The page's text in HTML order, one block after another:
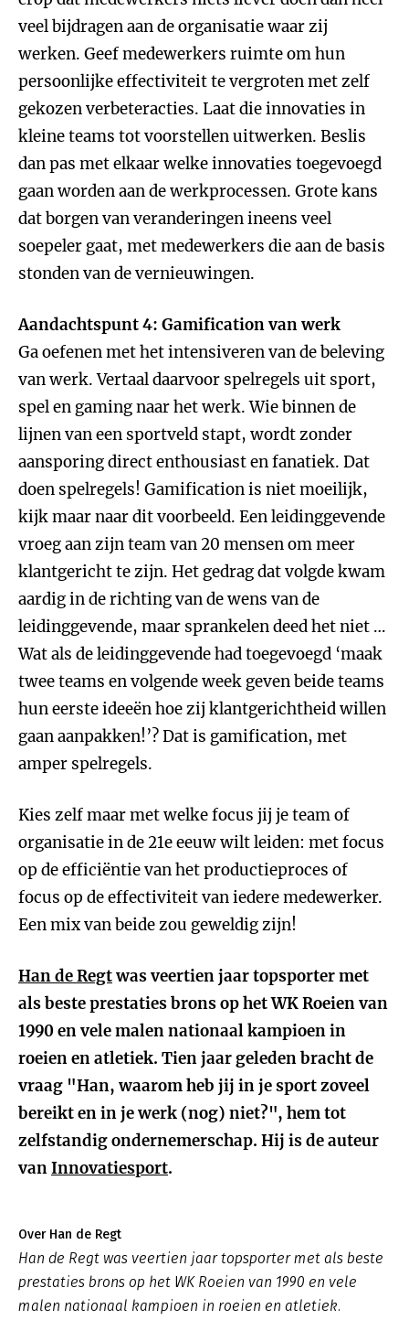
veel bijdragen aan de organisatie waar zij
werken. Geef medewerkers ruimte om hun
persoonlijke effectiviteit te vergroten met zelf
gekozen verbeteracties. Laat die innovaties in
kleine teams tot voorstellen uitwerken. Beslis
dan pas met elkaar welke innovaties toegevoegd
gaan worden aan de werkprocessen. Grote kans
dat borgen van veranderingen ineens veel
soepeler gaat, met medewerkers die aan de basis
stonden van de vernieuwingen.
Aandachtspunt 4: Gamification van werk
Ga oefenen met het intensiveren van de beleving
van werk. Vertaal daarvoor spelregels uit sport,
spel en gaming naar het werk. Wie binnen de
lijnen van een sportveld stapt, wordt zonder
aansporing direct enthousiast en fanatiek. Dat
doen spelregels! Gamification is niet moeilijk,
kijk maar naar dit voorbeeld. Een leidinggevende
vroeg aan zijn team van 20 mensen om meer
klantgericht te zijn. Het gedrag dat volgde kwam
aardig in de richting van de wens van de
leidinggevende, maar sprankelen deed het niet …
Wat als de leidinggevende had toegevoegd ‘maak
twee teams en volgende week geven beide teams
hun eerste ideeën hoe zij klantgerichtheid willen
gaan aanpakken!’? Dat is gamification, met
amper spelregels.
Kies zelf maar met welke focus jij je team of
organisatie in de 21e eeuw wilt leiden: met focus
op de efficiëntie van het productieproces of
focus op de effectiviteit van iedere medewerker.
Een mix van beide zou geweldig zijn!
Han de Regtwas veertien jaar topsporter met
als beste prestaties brons op het WK Roeien van
1990 en vele malen nationaal kampioen in
roeien en atletiek. Tien jaar geleden bracht de
vraag "Han, waarom heb jij in je sport zoveel
bereikt en in je werk (nog) niet?", hem tot
zelfstandig ondernemerschap. Hij is de auteur
vanInnovatiesport.
Over Han de Regt
Han de Regt was veertien jaar topsporter met als beste
prestaties brons op het WK Roeien van 1990 en vele
malen nationaal kampioen in roeien en atletiek.